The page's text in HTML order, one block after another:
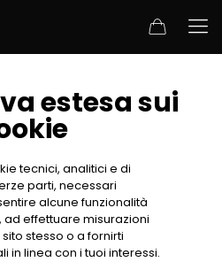
estesa sui
tecnici, analitici e di
parti, necessari
alcune funzionalità
effettuare misurazioni
stesso o a fornirti
in linea con i tuoi interessi.